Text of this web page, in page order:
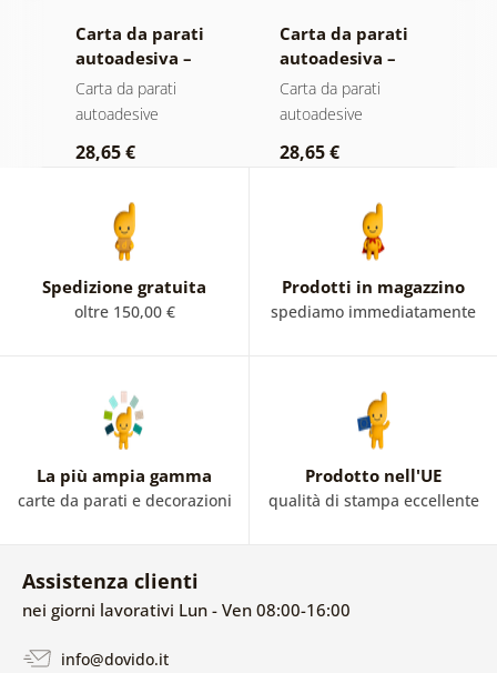
Carta da parati
autoadesiva –
Foglie con
sfumatura
Carta da parati
autoadesive
28,65 €
Carta da parati
autoadesiva –
Foresta nella
nebbia
Carta da parati
autoadesive
28,65 €
Spedizione gratuita
oltre 150,00 €
Prodotti in magazzino
spediamo immediatamente
La più ampia gamma
carte da parati e decorazioni
Prodotto nell'UE
qualità di stampa eccellente
Assistenza clienti
nei giorni lavorativi Lun - Ven 08:00-16:00
info@dovido.it